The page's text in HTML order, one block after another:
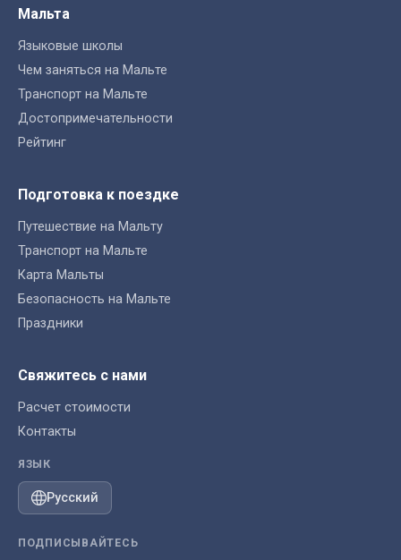
Мальта
Языковые школы
Чем заняться на Мальте
Транспорт на Мальте
Достопримечательности
Рейтинг
Подготовка к поездке
Путешествие на Мальту
Транспорт на Мальте
Карта Мальты
Безопасность на Мальте
Праздники
Свяжитесь с нами
Расчет стоимости
Контакты
ЯЗЫК
Русский
ПОДПИСЫВАЙТЕСЬ